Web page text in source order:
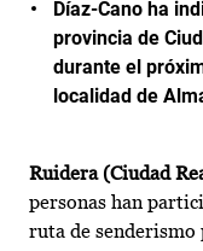
Díaz-Cano ha
provincia de
durante el
localidad de
Ruidera (Ciudad
personas han
ruta de senderismo